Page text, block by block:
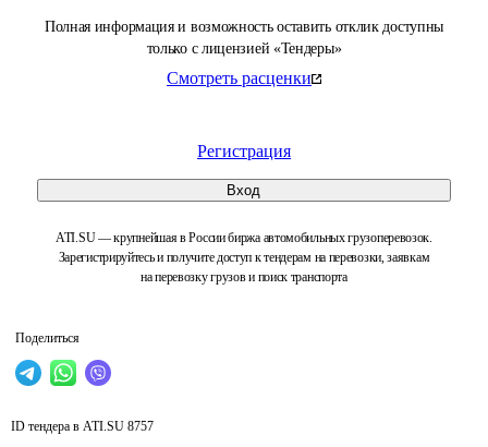
Полная информация и возможность оставить отклик доступны
только с лицензией «Тендеры»
Смотреть расценки
Регистрация
Вход
ATI.SU — крупнейшая в России биржа автомобильных грузоперевозок.
Зарегистрируйтесь и получите доступ к тендерам на перевозки, заявкам
на перевозку грузов и поиск транспорта
Поделиться
ID тендера в ATI.SU 8757